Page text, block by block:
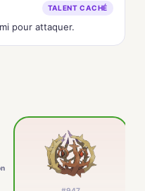
TALENT CACHÉ
pour attaquer.